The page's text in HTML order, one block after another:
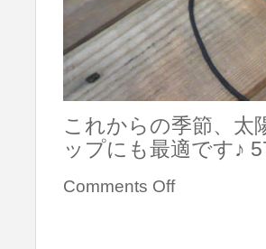
これからの季節、太
ップにも最適です♪
Comments Off